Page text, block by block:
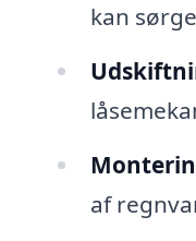
kan
af